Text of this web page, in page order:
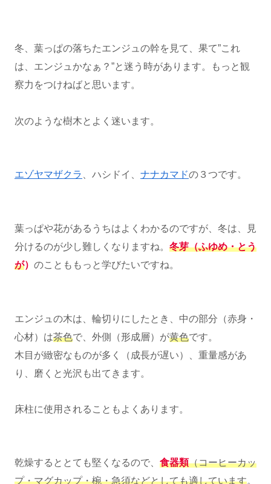
冬、葉っぱの落ちたエンジュの幹を見て、果て”これ
は、エンジュかなぁ？”と迷う時があります。もっと観
察力をつけねばと思います。
次のような樹木とよく迷います。
エゾヤマザクラ 、ハシドイ、 ナナカマドの３つです。
葉っぱや花があるうちはよくわかるのですが、冬は、見
分けるのが少し難しくなりますね。 冬芽（ふゆめ・とう
が） のことももっと学びたいですね。
エンジュの木は、輪切りにしたとき、中の部分（赤身・
心材）は茶色で、外側（形成層）が黄色です。
木目が緻密なものが多く（成長が遅い）、重量感があ
り、磨くと光沢も出てきます。
床柱に使用されることもよくあります。
乾燥するととても堅くなるので、 食器類（コーヒーカッ
プ・マグカップ・椀・急須などとしても適しています。